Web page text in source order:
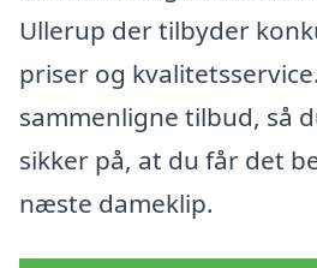
Ullerup der tilbyder
priser og
sammenligne tilbud, så
sikker på, at du får det
næste dameklip.